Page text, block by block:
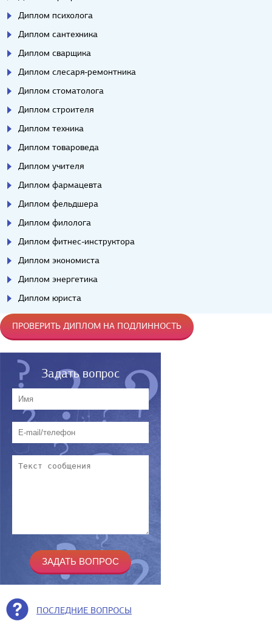
Диплом психолога
Диплом сантехника
Диплом сварщика
Диплом слесаря-ремонтника
Диплом стоматолога
Диплом строителя
Диплом техника
Диплом товароведа
Диплом учителя
Диплом фармацевта
Диплом фельдшера
Диплом филолога
Диплом фитнес-инструктора
Диплом экономиста
Диплом энергетика
Диплом юриста
ПРОВЕРИТЬ ДИПЛОМ НА ПОДЛИННОСТЬ
Задать вопрос
ПОСЛЕДНИЕ ВОПРОСЫ